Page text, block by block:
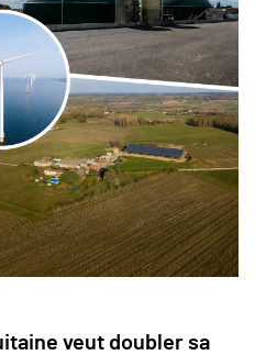
veut doubler sa